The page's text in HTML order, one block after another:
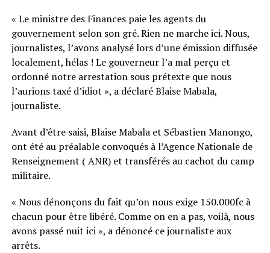
« Le ministre des Finances paie les agents du
gouvernement selon son gré. Rien ne marche ici. Nous,
journalistes, l’avons analysé lors d’une émission diffusée
localement, hélas ! Le gouverneur l’a mal perçu et
ordonné notre arrestation sous prétexte que nous
l’aurions taxé d’idiot », a déclaré Blaise Mabala,
journaliste.
Avant d’être saisi, Blaise Mabala et Sébastien Manongo,
ont été au préalable convoqués à l’Agence Nationale de
Renseignement ( ANR) et transférés au cachot du camp
militaire.
« Nous dénonçons du fait qu’on nous exige 150.000fc à
chacun pour être libéré. Comme on en a pas, voilà, nous
avons passé nuit ici », a dénoncé ce journaliste aux
arrêts.